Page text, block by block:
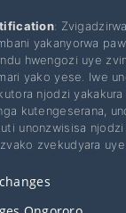
:
yakanyorwa
hwengozi uye
yako yese. Iwe
njodzi
kutengeserana,
unonzwisisa
zvekudyara uye